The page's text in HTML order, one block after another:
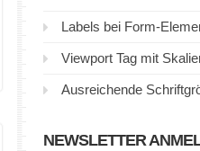
Labels bei Form-
Viewport Tag mit
Ausreichende
NEWSLETTER